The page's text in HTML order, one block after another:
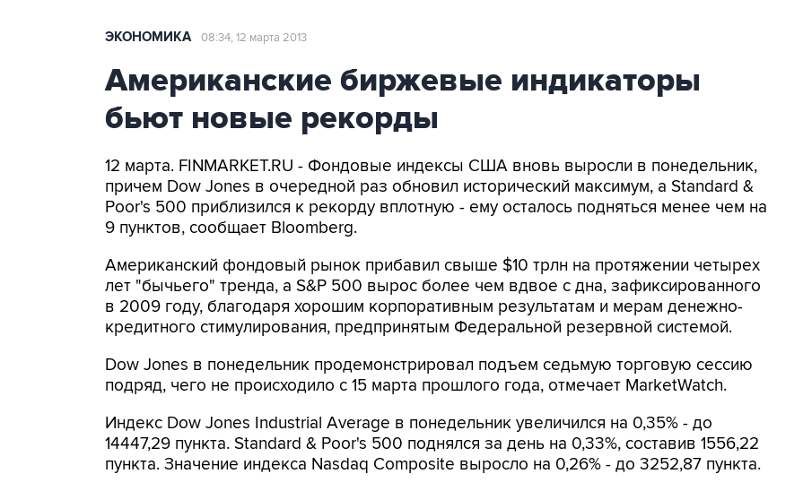
ЭКОНОМИКА 08:34, 12 марта 2013
Американские биржевые индикаторы
бьют новые рекорды
12 марта. FINMARKET.RU - Фондовые индексы США вновь выросли в понедельник,
причем Dow Jones в очередной раз обновил исторический максимум, а Standard &
Poor's 500 приблизился к рекорду вплотную - ему осталось подняться менее чем на
9 пунктов, сообщает Bloomberg.
Американский фондовый рынок прибавил свыше $10 трлн на протяжении четырех
лет "бычьего" тренда, а S&P 500 вырос более чем вдвое с дна, зафиксированного
в 2009 году, благодаря хорошим корпоративным результатам и мерам денежно-
кредитного стимулирования, предпринятым Федеральной резервной системой.
Dow Jones в понедельник продемонстрировал подъем седьмую торговую сессию
подряд, чего не происходило с 15 марта прошлого года, отмечает MarketWatch.
Индекс Dow Jones Industrial Average в понедельник увеличился на 0,35% - до
14447,29 пункта. Standard & Poor's 500 поднялся за день на 0,33%, составив 1556,22
пункта. Значение индекса Nasdaq Composite выросло на 0,26% - до 3252,87 пункта.